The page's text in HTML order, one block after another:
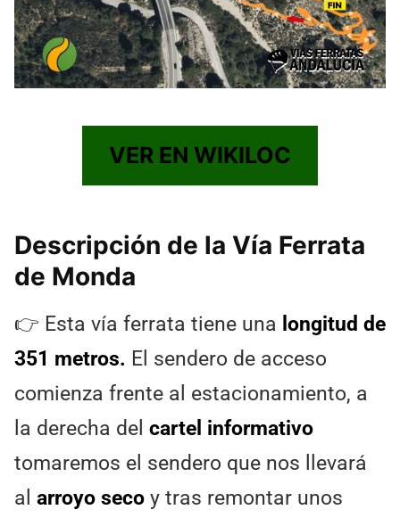
VER EN WIKILOC
Descripción de la Vía Ferrata
de Monda
👉 Esta vía ferrata tiene una longitud de
351 metros. El sendero de acceso
comienza frente al estacionamiento, a
la derecha del cartel informativo
tomaremos el sendero que nos llevará
al arroyo seco y tras remontar unos